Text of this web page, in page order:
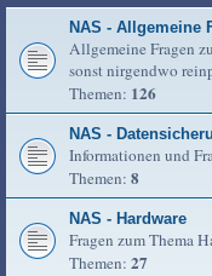
NAS - Allgemeine
Allgemeine Fragen
sonst nirgendwo
Themen: 126
NAS -
Informationen und
Themen: 8
NAS - Hardware
Fragen zum Thema
Themen: 27